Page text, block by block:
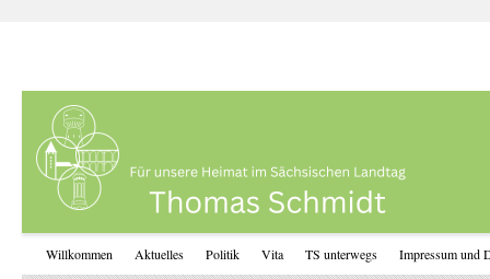
Willkommen Aktuelles Politik Vita TS unterwegs Impressum und